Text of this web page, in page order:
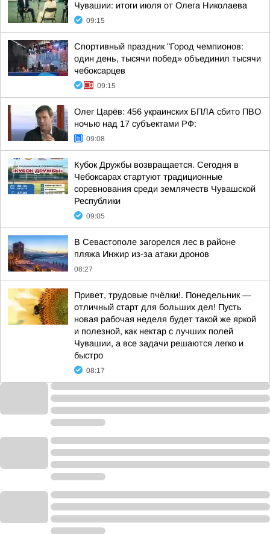
Чувашии: итоги июля от Олега Николаева
09:15
Спортивный праздник "Город чемпионов:
один день, тысячи побед» объединил тысячи
чебоксарцев
09:15
Олег Царёв: 456 украинских БПЛА сбито ПВО
ночью над 17 субъектами РФ:
09:08
Кубок Дружбы возвращается. Сегодня в
Чебоксарах стартуют традиционные
соревнования среди землячеств Чувашской
Республики
09:05
В Севастополе загорелся лес в районе
пляжа Инжир из-за атаки дронов
08:27
Привет, трудовые пчёлки!. Понедельник —
отличный старт для больших дел! Пусть
новая рабочая неделя будет такой же яркой
и полезной, как нектар с лучших полей
Чувашии, а все задачи решаются легко и
быстро
08:17